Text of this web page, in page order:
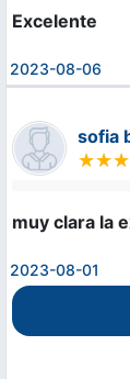
Excelente
2023-08-06
sofia
muy clara la
2023-08-01